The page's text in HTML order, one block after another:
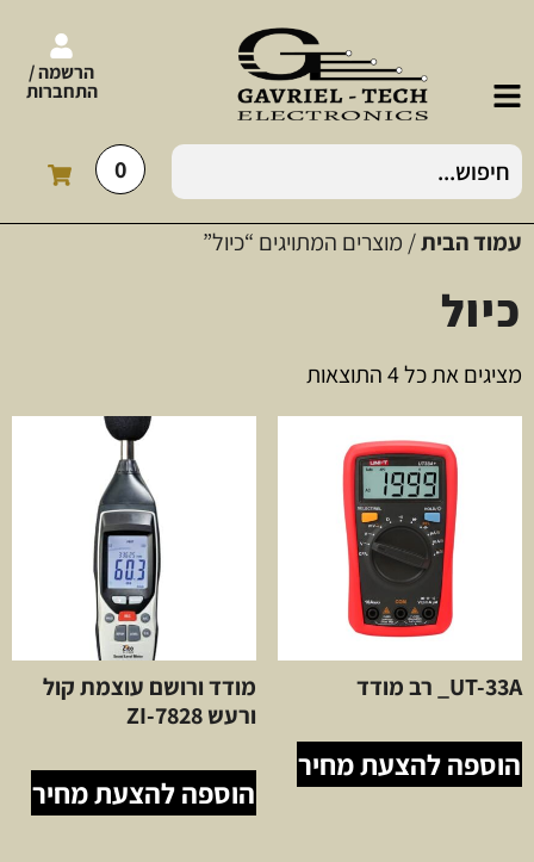
הרשמה /
התחברות
0
עמוד הבית/ מוצרים המתויגים “כיול”
כיול
מציגים את כל ⁦4⁩ התוצאות
UT-33A_ רב מודד
הוספה להצעת מחיר
מודד ורושם עוצמת קול
ורעש ZI-7828
הוספה להצעת מחיר